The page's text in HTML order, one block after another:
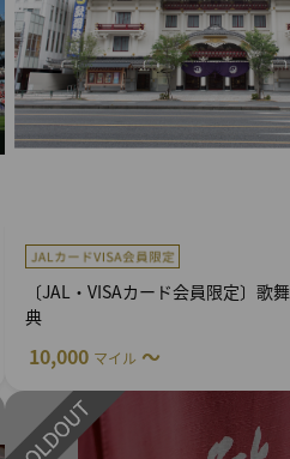
〔JAL・VISAカード会員限定〕歌
典
10,000 マイル ～